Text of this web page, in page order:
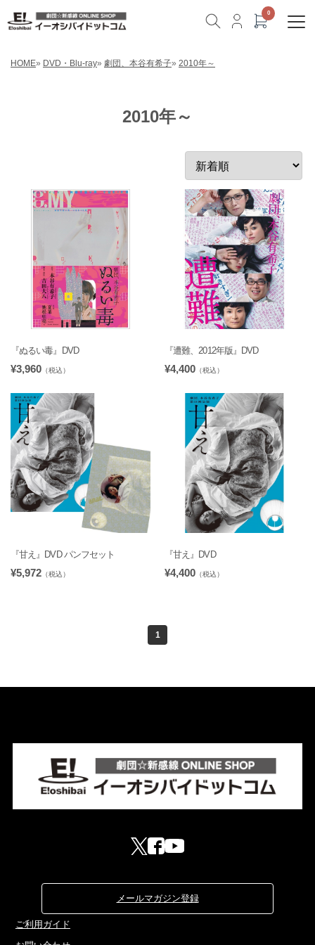
HOME» DVD・Blu-ray» 劇団、本谷有希子» 2010年～
2010年～
『ぬるい毒』DVD
¥3,960 （税込）
『遭難、2012年版』DVD
¥4,400 （税込）
『甘え』DVD パンフセット
¥5,972 （税込）
『甘え』DVD
¥4,400 （税込）
1
メールマガジン登録
ご利用ガイド